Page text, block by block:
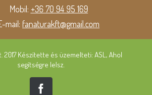
Mobil: +36 70 94 95 169
mail: fanaturakft@gmail.com
2017 Készítette és üzemelteti: ASL, Ahol
segítségre lelsz.